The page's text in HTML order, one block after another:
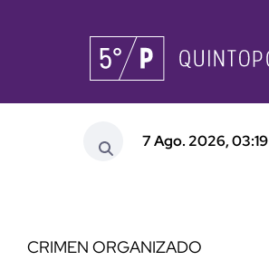
7 Ago. 2026, 03:19
CRIMEN ORGANIZADO